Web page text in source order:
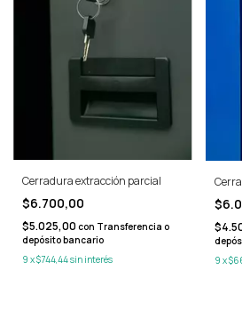
Cerradura extracción parcial
$6.700,00
$5.025,00 con Transferencia o
depósito bancario
9 x$744,44sin interés
9 x